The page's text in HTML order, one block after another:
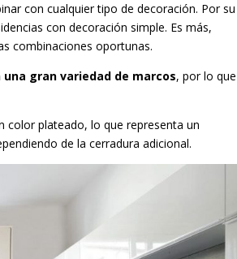
con cualquier tipo de decoración. Por su
con decoración simple. Es más,
combinaciones oportunas.
gran variedad de marcos, por lo que
color plateado, lo que representa un
de la cerradura adicional.